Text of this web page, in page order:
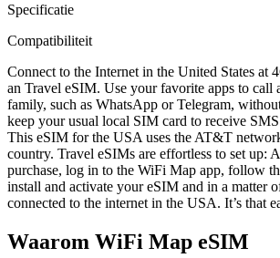
Specificatie
Compatibiliteit
Connect to the Internet in the United States at
an Travel eSIM. Use your favorite apps to call
family, such as WhatsApp or Telegram,
keep your usual local SIM card to receive
This eSIM for the USA uses the AT&T
country. Travel eSIMs are effortless to set up:
purchase, log in to the WiFi Map app, follow
install and activate your eSIM and in a matter
connected to the internet in the USA. It’s that
Waarom WiFi Map eSIM